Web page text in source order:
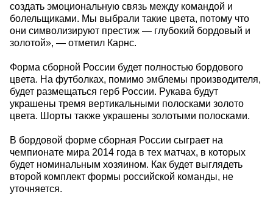
создать эмоциональную связь между командой и
болельщиками. Мы выбрали такие цвета, потому что
они символизируют престиж — глубокий бордовый и
золотой», — отметил Карнс.
Форма сборной России будет полностью бордового
цвета. На футболках, помимо эмблемы производителя,
будет размещаться герб России. Рукава будут
украшены тремя вертикальными полосками золото
цвета. Шорты также украшены золотыми полосками.
В бордовой форме сборная России сыграет на
чемпионате мира 2014 года в тех матчах, в которых
будет номинальным хозяином. Как будет выглядеть
второй комплект формы российской команды, не
уточняется.